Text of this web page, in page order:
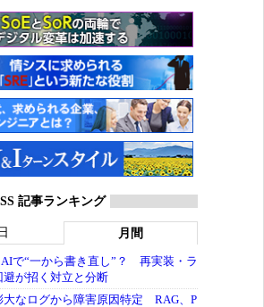
記事ランキング
月間
AIで“一から書き直し”？ 再実装・ラ
避が招く対立と分断
大なログから障害原因特定 RAG、P